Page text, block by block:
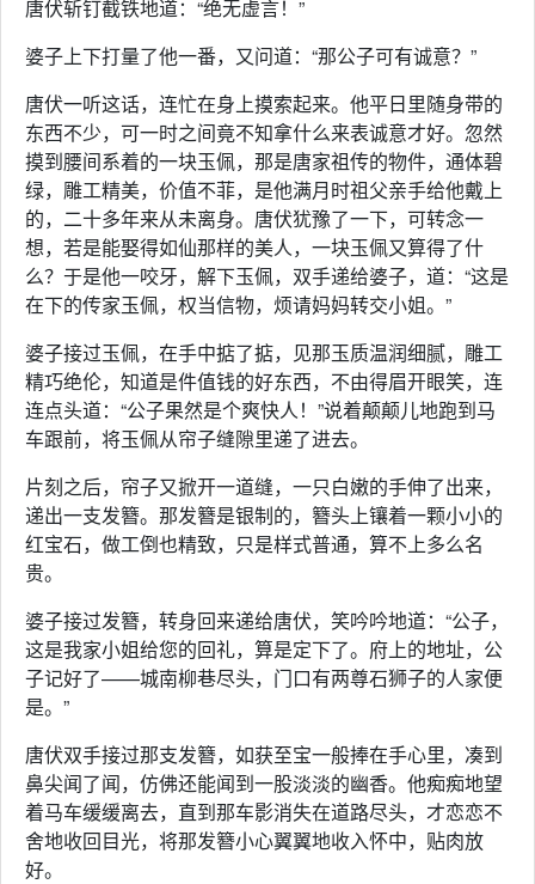
唐伏斩钉截铁地道：“绝无虚言！”
婆子上下打量了他一番，又问道：“那公子可有诚意？”
唐伏一听这话，连忙在身上摸索起来。他平日里随身带的
东西不少，可一时之间竟不知拿什么来表诚意才好。忽然
摸到腰间系着的一块玉佩，那是唐家祖传的物件，通体碧
绿，雕工精美，价值不菲，是他满月时祖父亲手给他戴上
的，二十多年来从未离身。唐伏犹豫了一下，可转念一
想，若是能娶得如仙那样的美人，一块玉佩又算得了什
么？于是他一咬牙，解下玉佩，双手递给婆子，道：“这是
在下的传家玉佩，权当信物，烦请妈妈转交小姐。”
婆子接过玉佩，在手中掂了掂，见那玉质温润细腻，雕工
精巧绝伦，知道是件值钱的好东西，不由得眉开眼笑，连
连点头道：“公子果然是个爽快人！”说着颠颠儿地跑到马
车跟前，将玉佩从帘子缝隙里递了进去。
片刻之后，帘子又掀开一道缝，一只白嫩的手伸了出来，
递出一支发簪。那发簪是银制的，簪头上镶着一颗小小的
红宝石，做工倒也精致，只是样式普通，算不上多么名
贵。
婆子接过发簪，转身回来递给唐伏，笑吟吟地道：“公子，
这是我家小姐给您的回礼，算是定下了。府上的地址，公
子记好了——城南柳巷尽头，门口有两尊石狮子的人家便
是。”
唐伏双手接过那支发簪，如获至宝一般捧在手心里，凑到
鼻尖闻了闻，仿佛还能闻到一股淡淡的幽香。他痴痴地望
着马车缓缓离去，直到那车影消失在道路尽头，才恋恋不
舍地收回目光，将那发簪小心翼翼地收入怀中，贴肉放
好。